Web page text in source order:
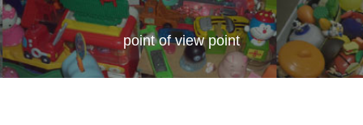
point of view point